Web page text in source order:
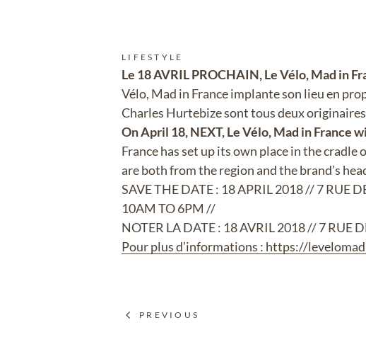
LIFESTYLE
Le 18 AVRIL PROCHAIN, Le Vélo, Mad in
Vélo, Mad in France implante son lieu en
Charles Hurtebize sont tous deux
On April 18, NEXT, Le Vélo, Mad in France
France has set up its own place in the
are both from the region and the brand’s
SAVE THE DATE : 18 APRIL 2018 // 7 RUE
10AM TO 6PM //
NOTER LA DATE : 18 AVRIL 2018 // 7
Pour plus d’informations : https://
PREVIOUS